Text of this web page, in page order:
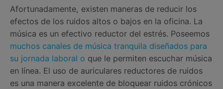
Afortunadamente, existen maneras de reducir los
efectos de los ruidos altos o bajos en la oficina. La
música es un efectivo reductor del estrés. Poseemos
muchos canales de música tranquila diseñados para
su jornada laboral o que le permiten escuchar música
en línea. El uso de auriculares reductores de ruidos
es una manera excelente de bloquear ruidos crónicos